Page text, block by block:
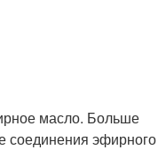
масло. Больше
соединения эфирного